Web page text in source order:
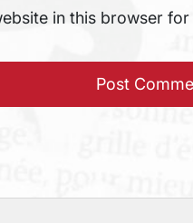
in this browser